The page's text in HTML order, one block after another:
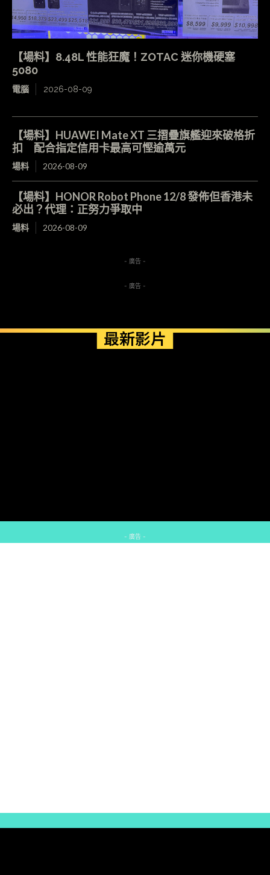
【場料】8.48L 性能狂魔！ZOTAC 迷你機硬塞
5080
電腦 2026-08-09
【場料】HUAWEI Mate XT 三摺疊旗艦迎來破格折
扣 配合指定信用卡最高可慳逾萬元
場料 2026-08-09
【場料】HONOR Robot Phone 12/8 發佈但香港未
必出？代理：正努力爭取中
場料 2026-08-09
- 廣告 -
- 廣告 -
最新影片
- 廣告 -